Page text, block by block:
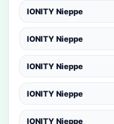
IONITY Nieppe
IONITY Nieppe
IONITY Nieppe
IONITY Nieppe
IONITY Nieppe